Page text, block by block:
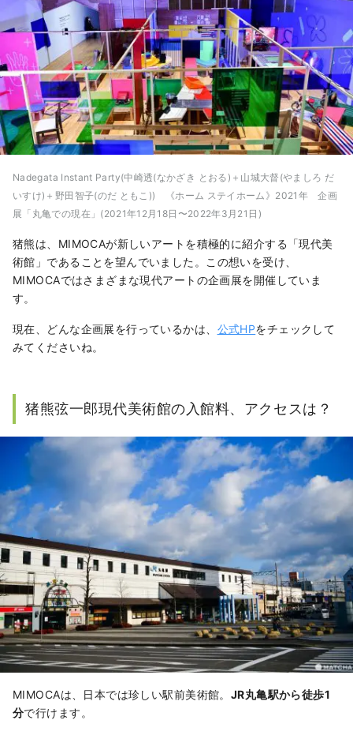
Nadegata Instant Party(中崎透(なかざき とおる)＋山城大督(やましろ だ
いすけ)＋野田智子(のだ ともこ)) 《ホーム ステイホーム》2021年 企画
展「丸亀での現在」(2021年12月18日〜2022年3月21日)
猪熊は、MIMOCAが新しいアートを積極的に紹介する「現代美
術館」であることを望んでいました。この想いを受け、
MIMOCAではさまざまな現代アートの企画展を開催していま
す。
現在、どんな企画展を行っているかは、 公式HPをチェックして
みてくださいね。
猪熊弦一郎現代美術館の入館料、アクセスは？
MIMOCAは、日本では珍しい駅前美術館。 JR丸亀駅から徒歩1
分で行けます。